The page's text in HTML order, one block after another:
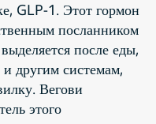
GLP-1. Этот гормон
посланником
после еды,
другим системам,
Вегови
этого